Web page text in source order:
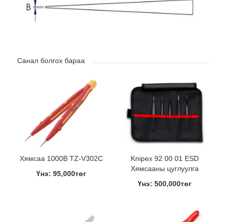
Санал болгох бараа
Хямсаа 1000В TZ-V302C
Үнэ: 95,000төг
Knipex 92 00 01 ESD
Хямсааны цуглуулга
Үнэ: 500,000төг